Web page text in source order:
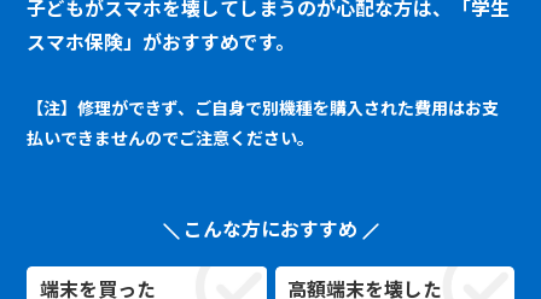
子どもがスマホを壊してしまうのが心配な方は、「学生
スマホ保険」がおすすめです。
【注】修理ができず、ご自身で別機種を購入された費用はお支
払いできませんのでご注意ください。
こんな方におすすめ
端末を買った
高額端末を壊した